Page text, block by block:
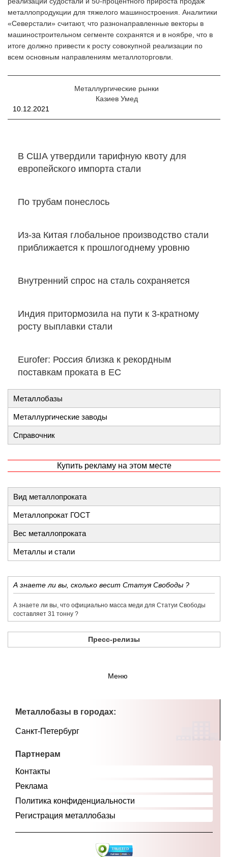
металлопродукции для тяжелого машиностроения. Аналитики
«Северстали» считают, что разнонаправленные векторы в
машиностроительном сегменте сохранятся и в ноябре, что в
итоге должно привести к росту совокупной реализации по
всем основным направлениям металлоторговли.
Металлургические рынки
Казиев Умед
10.12.2021
В США утвердили тарифную квоту для
европейского импорта стали
По трубам понеслось
Из-за Китая глобальное производство стали
приближается к прошлогоднему уровню
Внутренний спрос на сталь сохраняется
Индия притормозила на пути к 3-кратному
росту выплавки стали
Eurofer: Россия близка к рекордным
поставкам проката в ЕС
Металлобазы
Металлургические заводы
Справочник
Купить рекламу на этом месте
Вид металлопроката
Металлопрокат ГОСТ
Вес металлопроката
Металлы и стали
​А знаете ли вы, сколько весит Статуя Свободы ?
​А знаете ли вы, что официально масса меди для Статуи Свободы
составляет 31 тонну ?
Пресс-релизы
Меню
Металлобазы в городах:
Санкт-Петербург
Партнерам
Контакты
Реклама
Политика конфиденциальности
Регистрация металлобазы